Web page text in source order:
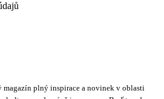
magazín plný inspirace a novinek v oblasti